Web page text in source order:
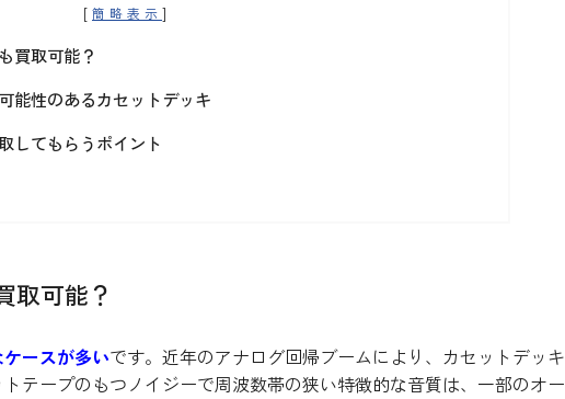
[ 簡略表示 ]
買取可能？
能性のあるカセットデッキ
してもらうポイント
取可能？
ースが多いです。近年のアナログ回帰ブームにより、カセットデッキ
テープのもつノイジーで周波数帯の狭い特徴的な音質は、一部のオー